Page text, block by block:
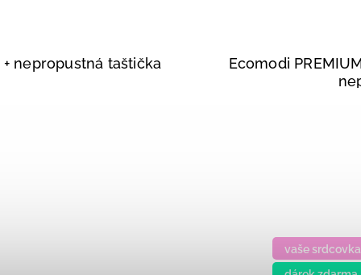
+ nepropustná taštička
Ecomodi
vaše srdcovka